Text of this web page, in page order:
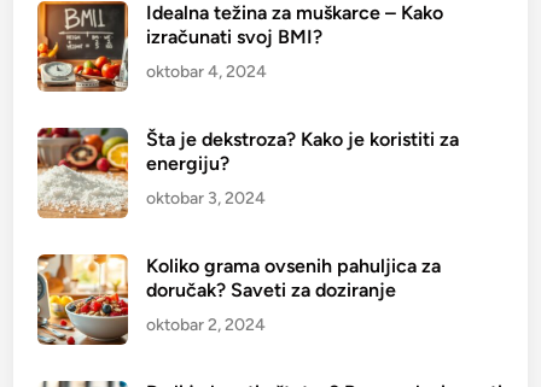
Idealna težina za muškarce – Kako
izračunati svoj BMI?
oktobar 4, 2024
Šta je dekstroza? Kako je koristiti za
energiju?
oktobar 3, 2024
Koliko grama ovsenih pahuljica za
doručak? Saveti za doziranje
oktobar 2, 2024